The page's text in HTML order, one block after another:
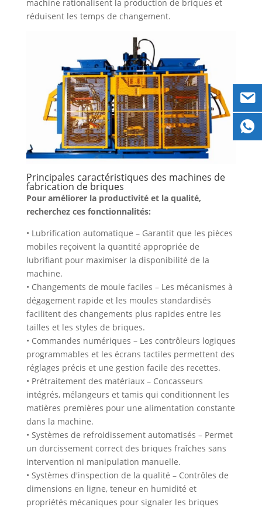
machine rationalisent la production de briques et
réduisent les temps de changement.
Principales caractéristiques des machines de
fabrication de briques
Pour améliorer la productivité et la qualité,
recherchez ces fonctionnalités:
• Lubrification automatique – Garantit que les pièces
mobiles reçoivent la quantité appropriée de
lubrifiant pour maximiser la disponibilité de la
machine.
• Changements de moule faciles – Les mécanismes à
dégagement rapide et les moules standardisés
facilitent des changements plus rapides entre les
tailles et les styles de briques.
• Commandes numériques – Les contrôleurs logiques
programmables et les écrans tactiles permettent des
réglages précis et une gestion facile des recettes.
• Prétraitement des matériaux – Concasseurs
intégrés, mélangeurs et tamis qui conditionnent les
matières premières pour une alimentation constante
dans la machine.
• Systèmes de refroidissement automatisés – Permet
un durcissement correct des briques fraîches sans
intervention ni manipulation manuelle.
• Systèmes d'inspection de la qualité – Contrôles de
dimensions en ligne, teneur en humidité et
propriétés mécaniques pour signaler les briques